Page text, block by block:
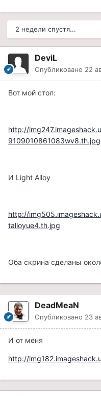
2 недели спустя...
DeviL
Опубликовано 22
Вот мой стол:
http://
9109010861083wv8.th.jpg
И Light Alloy
http://
talloyue4.th.jpg
Оба скрина сделаны
DeadMeaN
Опубликовано 23
И от меня
http://